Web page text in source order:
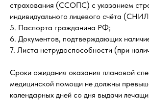
страхования (ССОПС) с указанием
индивидуального лицевого счёта
5. Паспорта гражданина РФ;
6. Документов, подтверждающих
7. Листа нетрудоспособности (при
Сроки ожидания оказания плановой
медицинской помощи не должны
календарных дней со дня выдачи